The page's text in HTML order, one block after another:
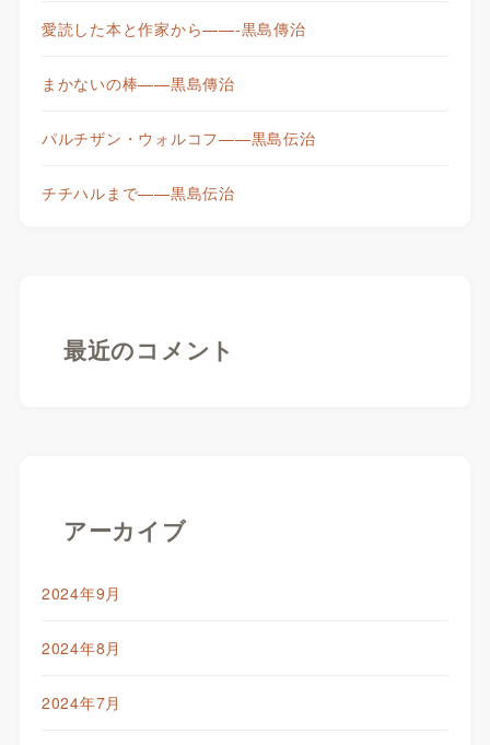
愛読した本と作家から——-黒島傳治
まかないの棒——黒島傳治
パルチザン・ウォルコフ——黒島伝治
チチハルまで——黒島伝治
最近のコメント
アーカイブ
2024年9月
2024年8月
2024年7月